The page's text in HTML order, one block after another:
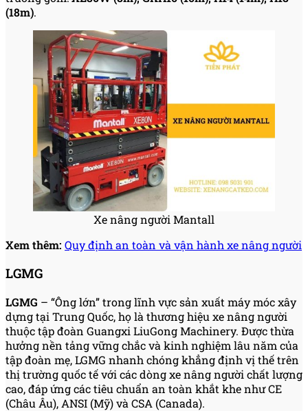
(18m).
Xe nâng người Mantall
Xem thêm: Quy định an toàn và vận hành xe nâng người
LGMG
LGMG – “Ông lớn” trong lĩnh vực sản xuất máy móc xây
dựng tại Trung Quốc, họ là thương hiệu xe nâng người
thuộc tập đoàn Guangxi LiuGong Machinery. Được thừa
hưởng nền tảng vững chắc và kinh nghiệm lâu năm của
tập đoàn mẹ, LGMG nhanh chóng khẳng định vị thế trên
thị trường quốc tế với các dòng xe nâng người chất lượng
cao, đáp ứng các tiêu chuẩn an toàn khắt khe như CE
(Châu Âu), ANSI (Mỹ) và CSA (Canada).